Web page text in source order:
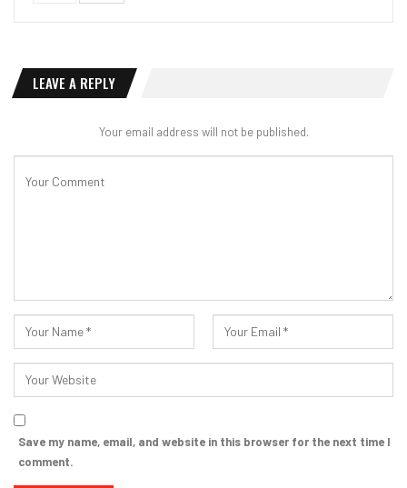
LEAVE A REPLY
Your email address will not be published.
Save my name, email, and website in this browser for the next time I
comment.